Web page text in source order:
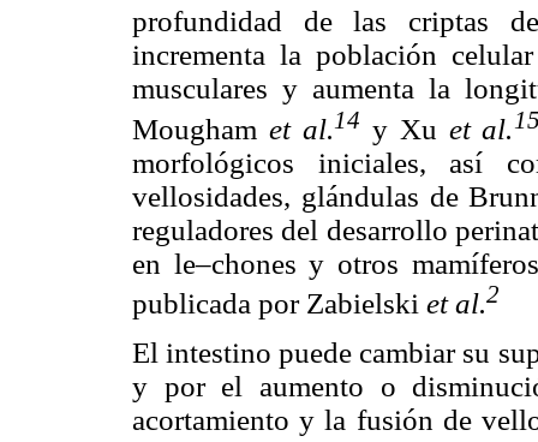
profundidad de las criptas
incrementa la población
musculares y aumenta la
Mougham et al.14 y Xu et al.
morfológicos iniciales, así
vellosidades, glándulas de
reguladores del desarrollo
en le–chones y otros
publicada por Zabielski et al.2
El intestino puede cambiar su
y por el aumento o
acortamiento y la fusión de